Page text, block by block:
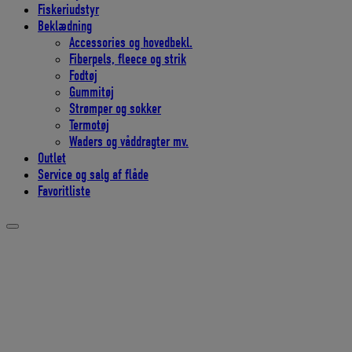
Fiskeriudstyr
Beklædning
Accessories og hovedbekl.
Fiberpels, fleece og strik
Fodtøj
Gummitøj
Strømper og sokker
Termotøj
Waders og våddragter mv.
Outlet
Service og salg af flåde
Favoritliste